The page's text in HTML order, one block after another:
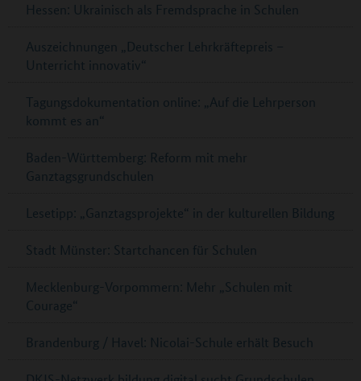
Hessen: Ukrainisch als Fremdsprache in Schulen
Auszeichnungen „Deutscher Lehrkräftepreis –
Unterricht innovativ“
Tagungsdokumentation online: „Auf die Lehrperson
kommt es an“
Baden-Württemberg: Reform mit mehr
Ganztagsgrundschulen
Lesetipp: „Ganztagsprojekte“ in der kulturellen Bildung
Stadt Münster: Startchancen für Schulen
Mecklenburg-Vorpommern: Mehr „Schulen mit
Courage“
Brandenburg / Havel: Nicolai-Schule erhält Besuch